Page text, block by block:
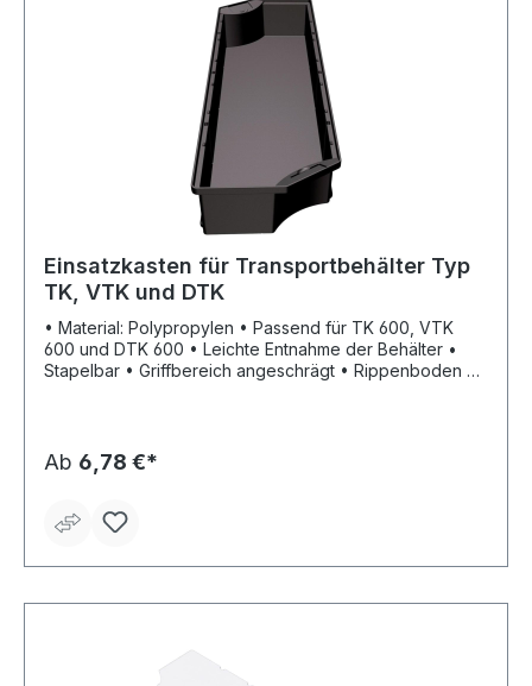
Einsatzkasten für Transportbehälter Typ
TK, VTK und DTK
• Material: Polypropylen • Passend für TK 600, VTK
600 und DTK 600 • Leichte Entnahme der Behälter •
Stapelbar • Griffbereich angeschrägt • Rippenboden •
Ab 6,78 €*